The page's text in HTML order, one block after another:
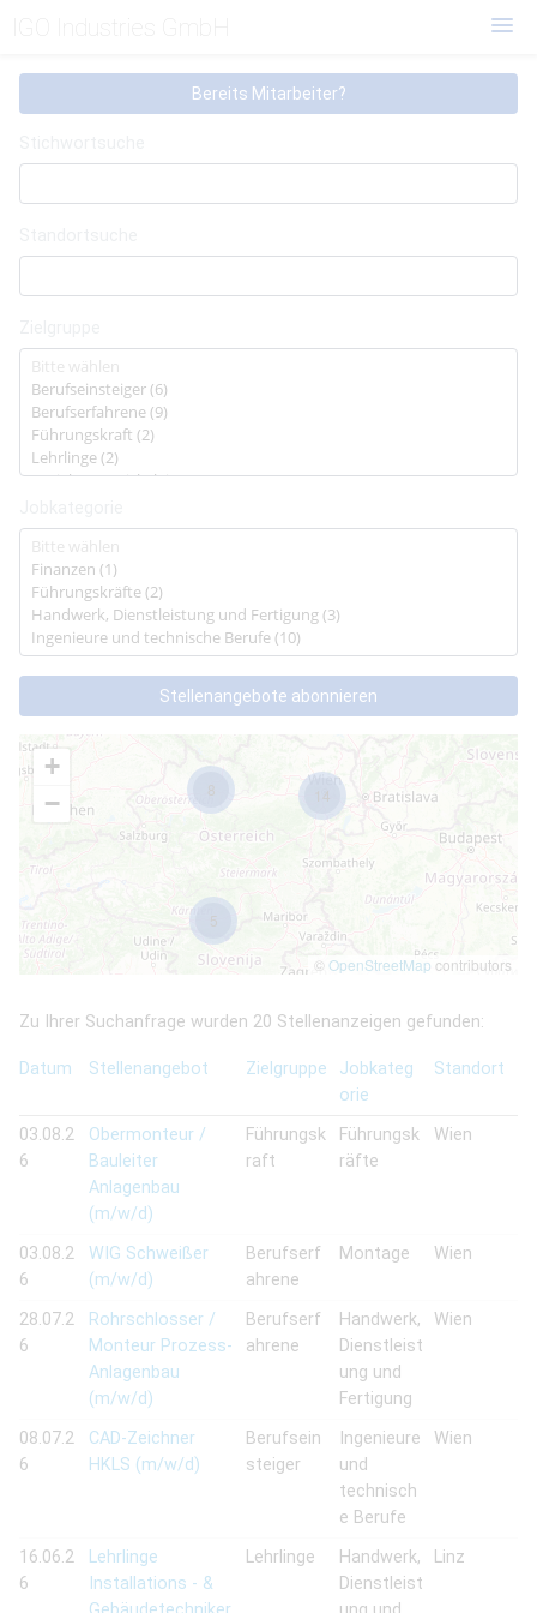
Login
Bereits Mitarbeiter?
Stellenangebote abonnieren
5
8 14
+
−
© OpenStreetMap contributors
Zu Ihrer Suchanfrage wurden 20 Stellenanzeigen gefunden:
Datum Stellenangebot Zielgruppe
Jobkateg
orie
Standort
03.08.2
6
Obermonteur /
Bauleiter
Anlagenbau
(m/w/d)
Führungsk
raft
Führungsk
räfte
Wien
03.08.2
6
WIG Schweißer
(m/w/d)
Berufserf
ahrene
Montage Wien
28.07.2
6
Rohrschlosser /
Monteur Prozess-
Anlagenbau
(m/w/d)
Berufserf
ahrene
Handwerk,
Dienstleist
ung und
Fertigung
Wien
08.07.2
6
CAD-Zeichner
HKLS (m/w/d)
Berufsein
steiger
Ingenieure
und
technisch
e Berufe
Wien
16.06.2
6
Lehrlinge
Installations - &
Lehrlinge
Handwerk,
Dienstleist
Linz